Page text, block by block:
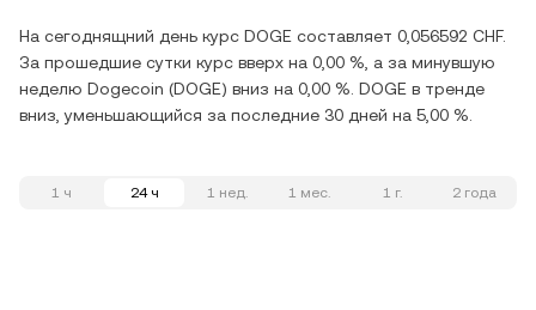
На сегоднящний день курс DOGE составляет 0,056592 CHF.
За прошедшие сутки курс вверх на 0,00 %, а за минувшую
неделю Dogecoin (DOGE) вниз на 0,00 %. DOGE в тренде
вниз, уменьшающийся за последние 30 дней на 5,00 %.
1 ч 24 ч 1 нед. 1 мес. 1 г. 2 года